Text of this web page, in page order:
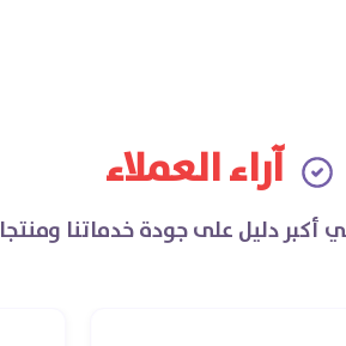
آراء العملاء
أكبر دليل على جودة خدماتنا